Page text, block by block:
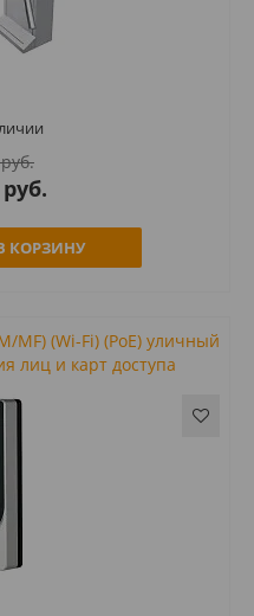
КОРЗИНУ
MF) (Wi-Fi) (PoE) уличный
лиц и карт доступа